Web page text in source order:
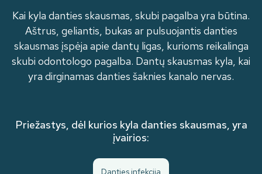
Kai kyla danties skausmas, skubi pagalba yra būtina.
Aštrus, geliantis, bukas ar pulsuojantis danties
skausmas įspėja apie dantų ligas, kurioms reikalinga
skubi odontologo pagalba. Dantų skausmas kyla, kai
yra dirginamas danties šaknies kanalo nervas.
Priežastys, dėl kurios kyla danties skausmas, yra
įvairios:
Danties infekcija